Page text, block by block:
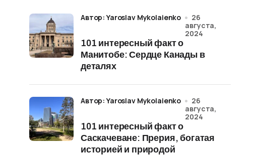
101 интересный факт о
Манитобе: Сердце Канады в
деталях
Автор: Yaroslav Mykolaienko
26
августа,
2024
101 интересный факт о
Саскачеване: Прерия, богатая
историей и природой
Автор: Yaroslav Mykolaienko
26
августа,
2024